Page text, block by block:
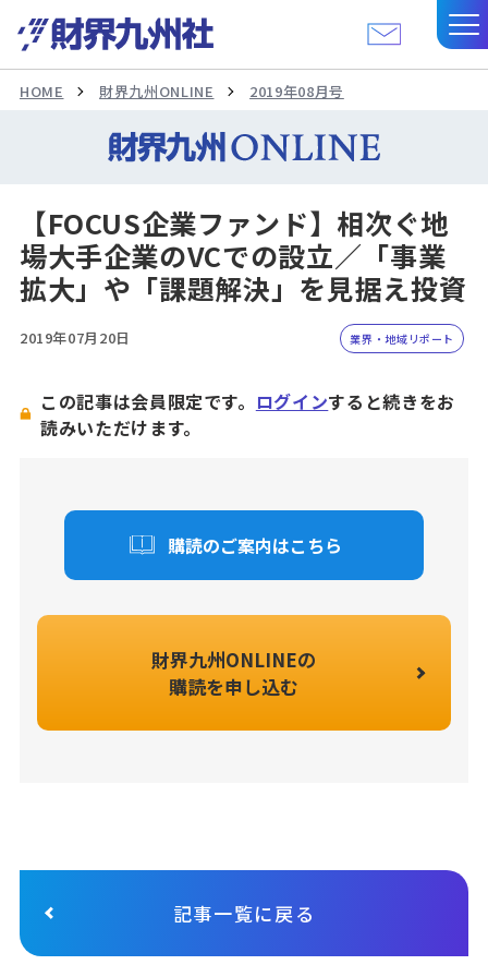
HOME 財界九州ONLINE 2019年08月号
【FOCUS企業ファンド】相次ぐ地
場大手企業のVCでの設立／「事業
拡大」や「課題解決」を見据え投資
2019年07月20日 業界・地域リポート
この記事は会員限定です。 ログインすると続きをお
読みいただけます。
購読のご案内はこちら
財界九州ONLINEの
購読を申し込む
記事一覧に戻る